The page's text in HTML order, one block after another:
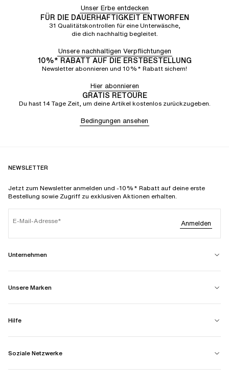
Unser Erbe entdecken
FÜR DIE DAUERHAFTIGKEIT ENTWORFEN
31 Qualitätskontrollen für eine Unterwäsche,
die dich nachhaltig begleitet.
Unsere nachhaltigen Verpflichtungen
10%* RABATT AUF DIE ERSTBESTELLUNG
Newsletter abonnieren und 10%* Rabatt sichern!
Hier abonnieren
GRATIS RETOURE
Du hast 14 Tage Zeit, um deine Artikel kostenlos zurückzugeben.
Bedingungen ansehen
NEWSLETTER
Jetzt zum Newsletter anmelden und -10%* Rabatt auf deine erste
Bestellung sowie Zugriff zu exklusiven Aktionen erhalten.
E-Mail-Adresse Anmelden
Unternehmen
Unsere Marken
Hilfe
Soziale Netzwerke